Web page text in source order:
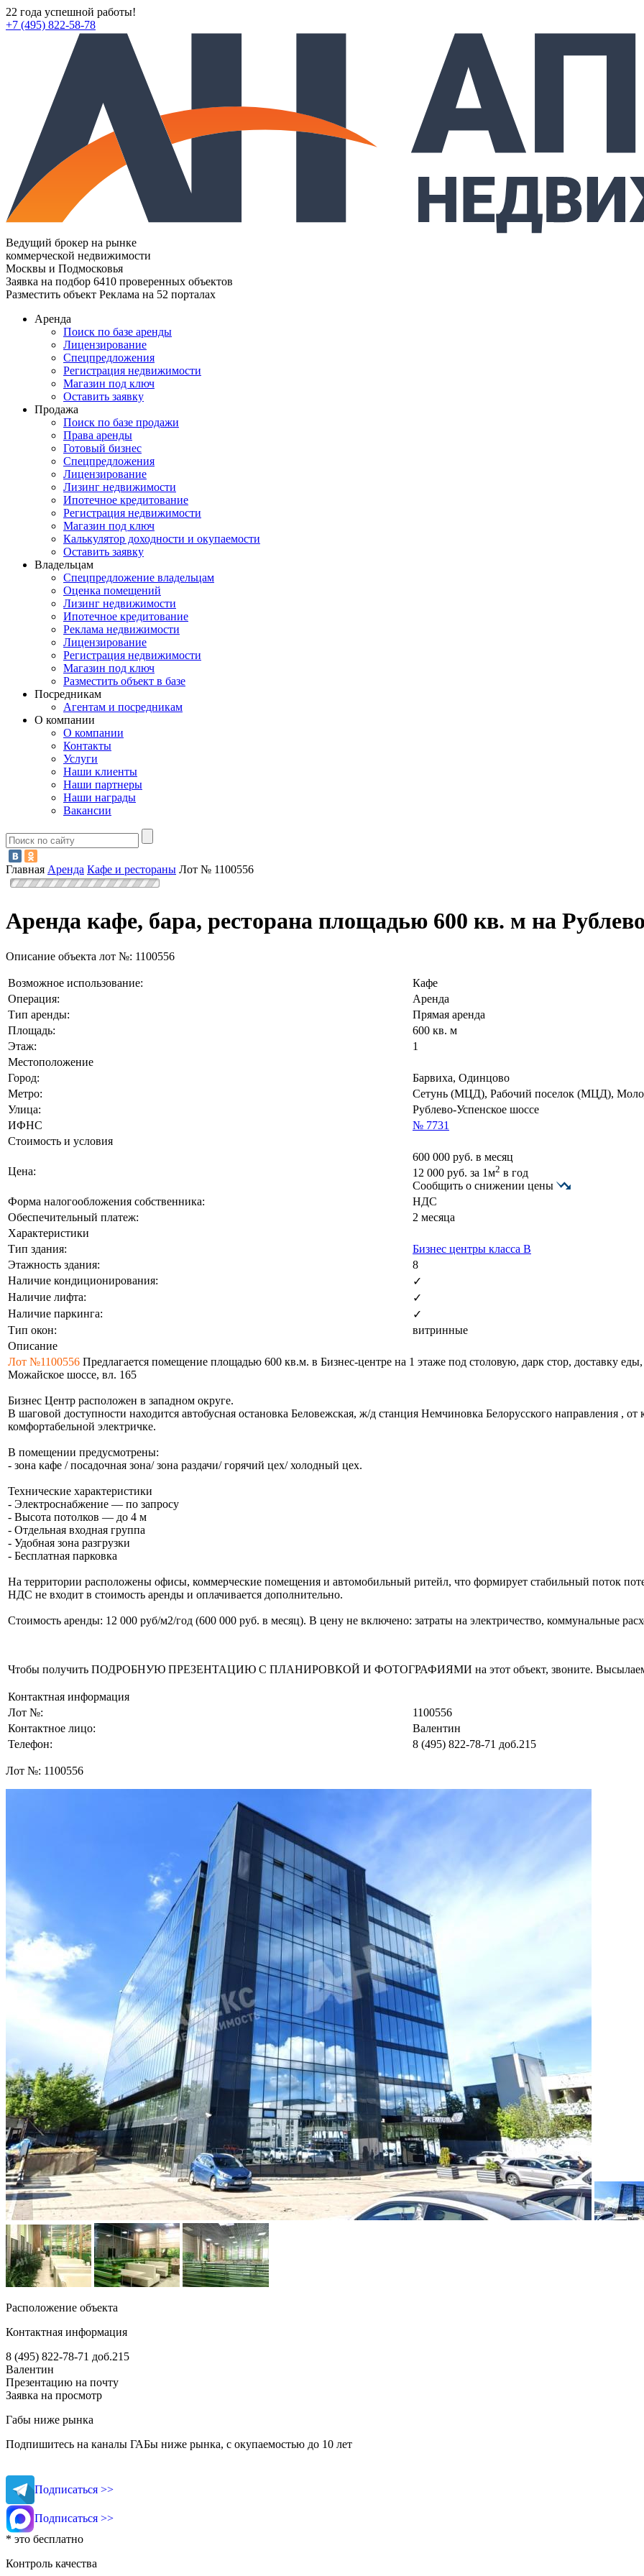
22 года успешной работы!
+7 (495) 822-58-78
Ведущий брокер на рынке
коммерческой недвижимости
Москвы и Подмосковья
Заявка на подбор 6410 проверенных объектов
Разместить объект Реклама на 52 порталах
Аренда
Поиск по базе аренды
Лицензирование
Спецпредложения
Регистрация недвижимости
Магазин под ключ
Оставить заявку
Продажа
Поиск по базе продажи
Права аренды
Готовый бизнес
Спецпредложения
Лицензирование
Лизинг недвижимости
Ипотечное кредитование
Регистрация недвижимости
Магазин под ключ
Калькулятор доходности и окупаемости
Оставить заявку
Владельцам
Спецпредложение владельцам
Оценка помещений
Лизинг недвижимости
Ипотечное кредитование
Реклама недвижимости
Лицензирование
Регистрация недвижимости
Магазин под ключ
Разместить объект в базе
Посредникам
Агентам и посредникам
О компании
О компании
Контакты
Услуги
Наши клиенты
Наши партнеры
Наши награды
Вакансии
Главная Аренда Кафе и рестораны Лот № 1100556
Аренда кафе, бара, ресторана площадью 600 кв. м на
Описание объекта лот №: 1100556
Возможное использование:
Кафе
Операция:
Аренда
Тип аренды:
Прямая аренда
Площадь:
600 кв. м
Этаж:
1
Местоположение
Город:
Барвиха, Одинцово
Метро:
Сетунь (МЦД), Рабочий поселок (МЦД),
Улица:
Рублево-Успенское шоссе
ИФНС
№ 7731
Стоимость и условия
Цена:
600 000 руб. в месяц
12 000 руб. за 1м2 в год
Сообщить о снижении цены
Форма налогообложения собственника:
НДС
Обеспечительный платеж:
2 месяца
Характеристики
Тип здания:
Бизнес центры класса B
Этажность здания:
8
Наличие кондиционирования:
✓
Наличие лифта:
✓
Наличие паркинга:
✓
Тип окон:
витринные
Описание
Лот №1100556 Предлагается помещение площадью 600 кв.м. в Бизнес-центре на 1 этаже под столовую, дарк стор, доставку
Можайское шоссе, вл. 165
Бизнес Центр расположен в западном округе.
В шаговой доступности находится автобусная остановка Беловежская, ж/д станция Немчиновка Белорусского направления ,
комфортабельной электричке.
В помещении предусмотрены:
- зона кафе / посадочная зона/ зона раздачи/ горячий цех/ холодный цех.
Технические характеристики
- Электроснабжение — по запросу
- Высота потолков — до 4 м
- Отдельная входная группа
- Удобная зона разгрузки
- Бесплатная парковка
На территории расположены офисы, коммерческие помещения и автомобильный ритейл, что формирует стабильный поток
НДС не входит в стоимость аренды и оплачивается дополнительно.
Стоимость аренды: 12 000 руб/м2/год (600 000 руб. в месяц). В цену не включено: затраты на электричество, коммунальные
Чтобы получить ПОДРОБНУЮ ПРЕЗЕНТАЦИЮ С ПЛАНИРОВКОЙ И ФОТОГРАФИЯМИ на этот объект, звоните. Высылаем в
Контактная информация
Лот №:
1100556
Контактное лицо:
Валентин
Телефон:
8 (495) 822-78-71 доб.215
Лот №: 1100556
Расположение объекта
Контактная информация
8 (495) 822-78-71 доб.215
Валентин
Презентацию на почту
Заявка на просмотр
Габы ниже рынка
Подпишитесь на каналы ГАБы ниже рынка, с окупаемостью до 10 лет
Подписаться >>
Подписаться >>
* это бесплатно
Контроль качества